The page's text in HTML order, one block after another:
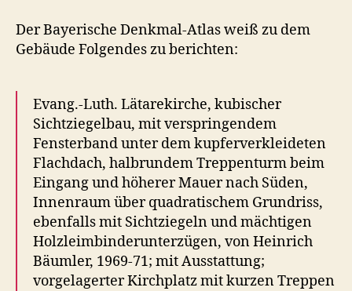
Der Bayerische Denkmal-Atlas weiß zu dem
Gebäude Folgendes zu berichten:
Evang.-Luth. Lätarekirche, kubischer
Sichtziegelbau, mit verspringendem
Fensterband unter dem kupferverkleideten
Flachdach, halbrundem Treppenturm beim
Eingang und höherer Mauer nach Süden,
Innenraum über quadratischem Grundriss,
ebenfalls mit Sichtziegeln und mächtigen
Holzleim­b­inder­unterzügen, von Heinrich
Bäumler, 1969-71; mit Ausstattung;
vorgelagerter Kirchplatz mit kurzen Treppen